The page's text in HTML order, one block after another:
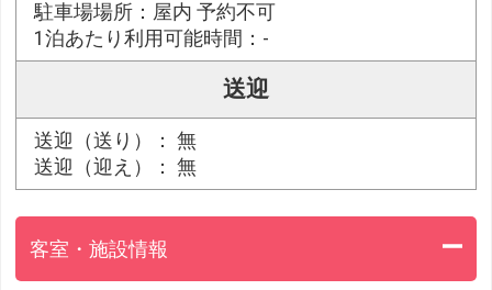
駐車場場所：屋内 予約不可
1泊あたり利用可能時間：-
送迎
送迎（送り）： 無
送迎（迎え）： 無
客室・施設情報